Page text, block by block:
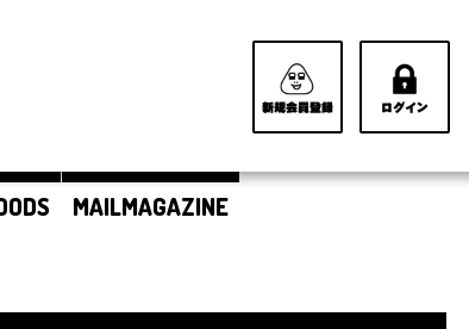
MAILMAGAZINE